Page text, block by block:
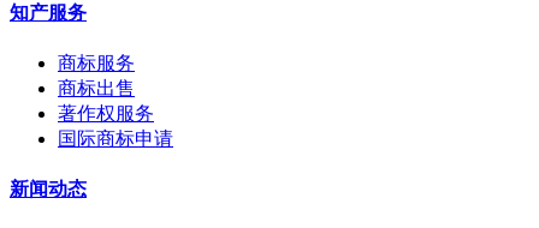
知产服务
商标服务
商标出售
著作权服务
国际商标申请
新闻动态